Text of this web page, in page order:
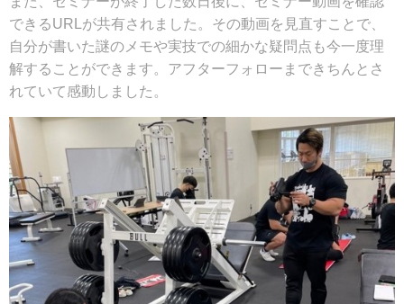
できるURLが共有されました。その動画を見直すことで、
自分が書いた謎のメモや実技での細かな疑問点も今一度理
解することができます。アフターフォローまできちんとさ
れていて感動しました。